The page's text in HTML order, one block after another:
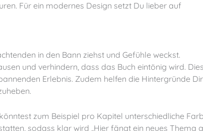
Für ein modernes Design setzt Du lieber auf
und verhindern, dass das Buch eintönig wird.
Erlebnis. Zudem helfen die Hintergründe
sodass klar wird „Hier fängt ein neues Thema